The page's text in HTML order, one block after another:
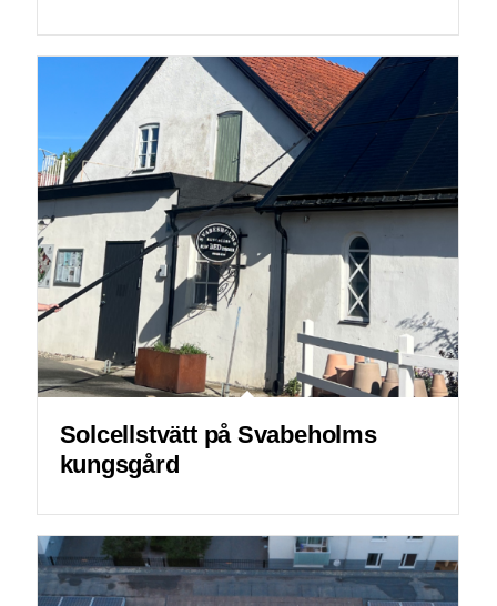
Solcellstvätt på Svabeholms
kungsgård